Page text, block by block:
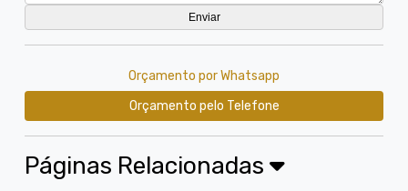
Orçamento por Whatsapp
Orçamento pelo Telefone
Páginas Relacionadas